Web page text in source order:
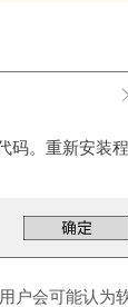
码。重新安装程
户会可能认为